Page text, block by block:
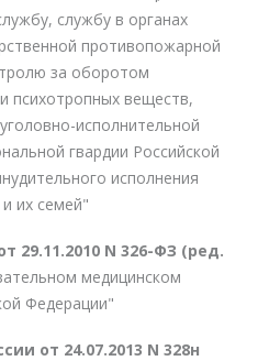
службу в органах
противопожарной
за оборотом
психотропных веществ,
исполнительной
гвардии Российской
исполнения
их семей"
29.11.2010 N 326-ФЗ (ред.
медицинском
Федерации"
от 24.07.2013 N 328н